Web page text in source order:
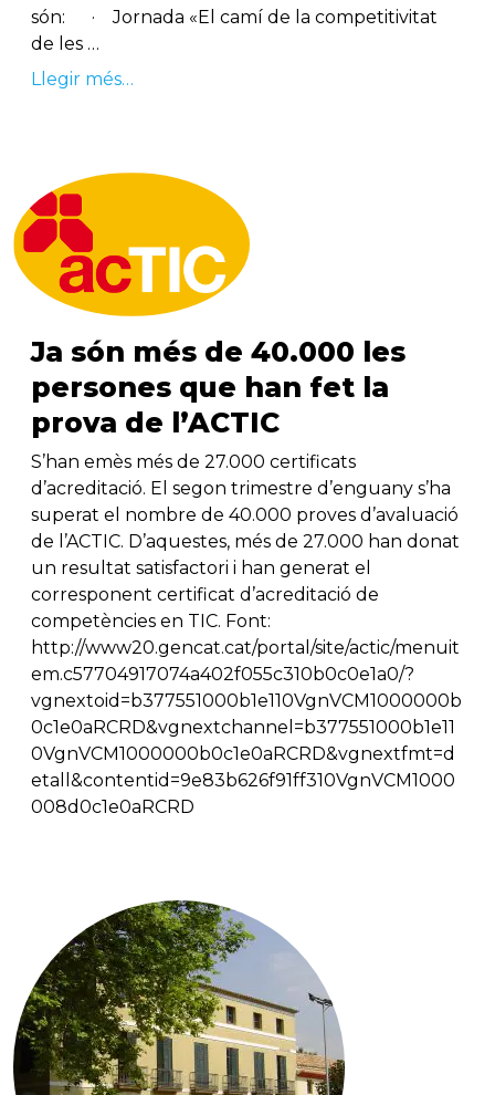
són: · Jornada «El camí de la competitivitat
de les …
Llegir més…
Ja són més de 40.000 les
persones que han fet la
prova de l’ACTIC
S’han emès més de 27.000 certificats
d’acreditació. El segon trimestre d’enguany s’ha
superat el nombre de 40.000 proves d’avaluació
de l’ACTIC. D’aquestes, més de 27.000 han donat
un resultat satisfactori i han generat el
corresponent certificat d’acreditació de
competències en TIC. Font:
http://www20.gencat.cat/portal/site/actic/menuit
em.c57704917074a402f055c310b0c0e1a0/?
vgnextoid=b377551000b1e110VgnVCM1000000b
0c1e0aRCRD&vgnextchannel=b377551000b1e11
0VgnVCM1000000b0c1e0aRCRD&vgnextfmt=d
etall&contentid=9e83b626f91ff310VgnVCM1000
008d0c1e0aRCRD